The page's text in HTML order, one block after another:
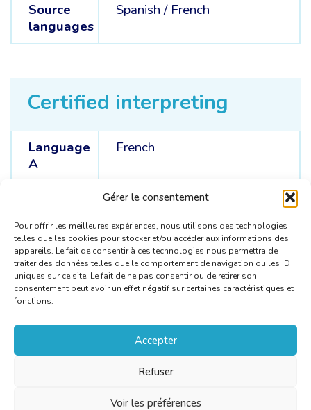
Gérer le consentement
Pour offrir les meilleures expériences, nous utilisons des technologies
telles que les cookies pour stocker et/ou accéder aux informations des
appareils. Le fait de consentir à ces technologies nous permettra de
traiter des données telles que le comportement de navigation ou les ID
uniques sur ce site. Le fait de ne pas consentir ou de retirer son
consentement peut avoir un effet négatif sur certaines caractéristiques et
fonctions.
Accepter
Refuser
Voir les préférences
Source
languages
Spanish / French
Certified interpreting
Language
A
French
Spanish /French